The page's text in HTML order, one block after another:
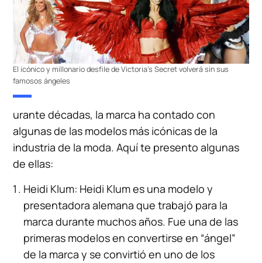
El icónico y millonario desfile de Victoria’s Secret volverá sin sus
famosos ángeles
urante décadas, la marca ha contado con
algunas de las modelos más icónicas de la
industria de la moda. Aquí te presento algunas
de ellas:
Heidi Klum: Heidi Klum es una modelo y
presentadora alemana que trabajó para la
marca durante muchos años. Fue una de las
primeras modelos en convertirse en “ángel”
de la marca y se convirtió en uno de los